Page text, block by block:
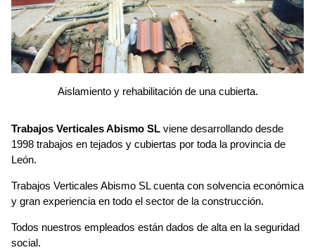
Aislamiento y rehabilitación de una cubierta.
Trabajos Verticales Abismo SL viene desarrollando desde
1998 trabajos en tejados y cubiertas por toda la provincia de
León.
Trabajos Verticales Abismo SL cuenta con solvencia económica
y gran experiencia en todo el sector de la construcción.
Todos nuestros empleados están dados de alta en la seguridad
social.